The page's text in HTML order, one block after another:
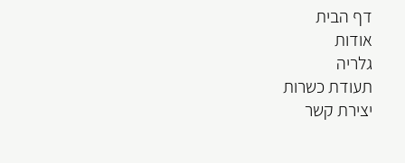
דף הבית
אודות
גלריה
תעודת כשרות
יצירת קשר